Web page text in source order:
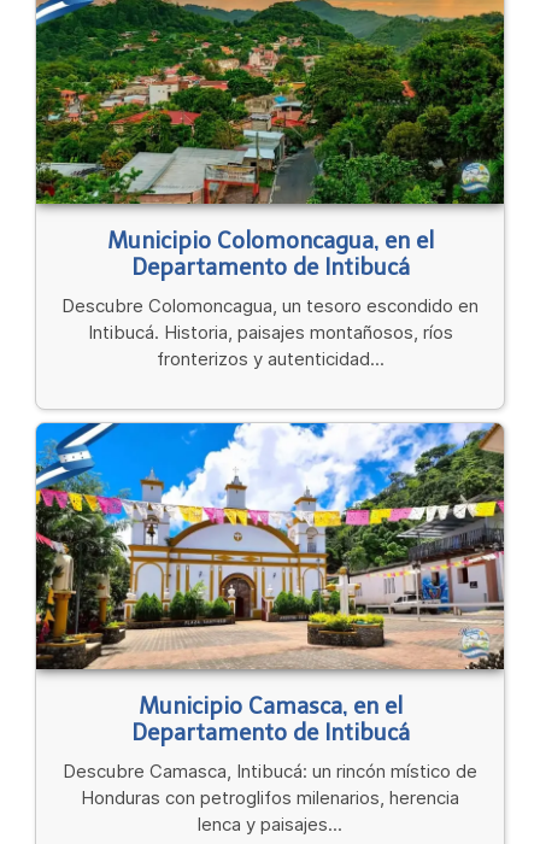
Municipio Colomoncagua, en el
Departamento de Intibucá
Descubre Colomoncagua, un tesoro escondido en
Intibucá. Historia, paisajes montañosos, ríos
fronterizos y autenticidad...
Municipio Camasca, en el
Departamento de Intibucá
Descubre Camasca, Intibucá: un rincón místico de
Honduras con petroglifos milenarios, herencia
lenca y paisajes...